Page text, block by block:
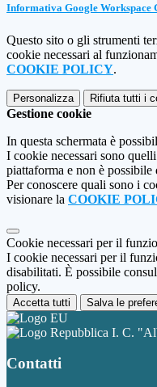
Informativa Google Workspace
Questo sito o gli strumenti
cookie necessari al
COOKIE POLICY.
Personalizza Rifiuta tutti i
Gestione cookie
In questa schermata è
I cookie necessari sono
piattaforma e non è
Per conoscere quali sono i
visionare la COOKIE
Cookie necessari per il
I cookie necessari per il
disabilitati. È possibile
policy.
Accetta tutti Salva le
I. C.
Contatti